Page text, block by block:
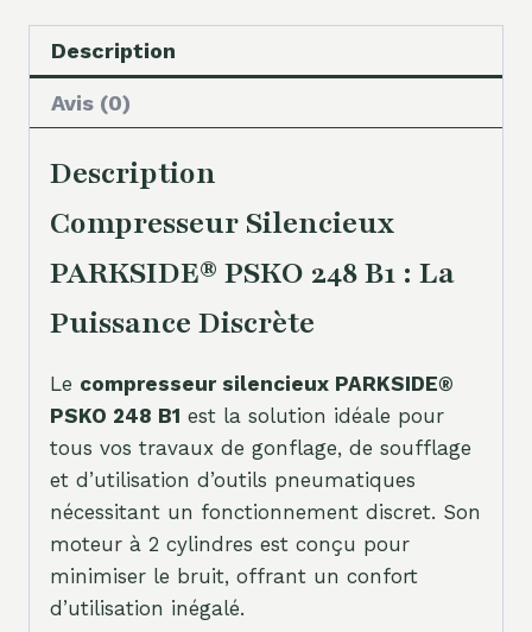
Description
Avis (0)
Description
Compresseur Silencieux
PARKSIDE® PSKO 248 B1 : La
Puissance Discrète
Le compresseur silencieux PARKSIDE®
PSKO 248 B1 est la solution idéale pour
tous vos travaux de gonflage, de soufflage
et d’utilisation d’outils pneumatiques
nécessitant un fonctionnement discret. Son
moteur à 2 cylindres est conçu pour
minimiser le bruit, offrant un confort
d’utilisation inégalé.